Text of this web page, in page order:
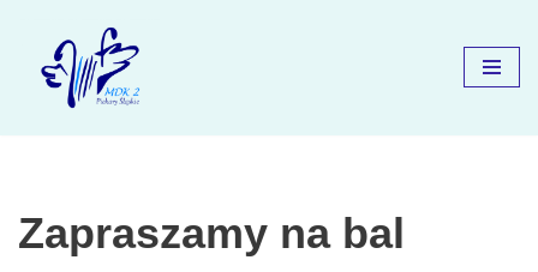
Przejdź
Zapraszamy na bal